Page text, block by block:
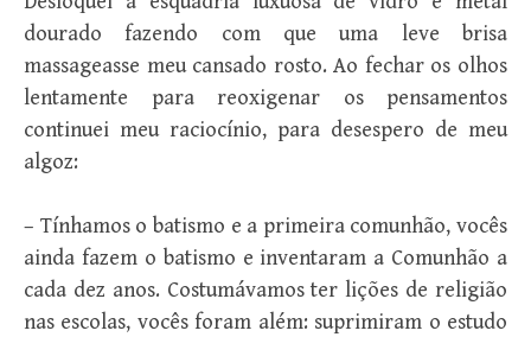
dourado fazendo com que uma leve brisa
massageasse meu cansado rosto. Ao fechar os olhos
lentamente para reoxigenar os pensamentos
continuei meu raciocínio, para desespero de meu
algoz:
– Tínhamos o batismo e a primeira comunhão, vocês
ainda fazem o batismo e inventaram a Comunhão a
cada dez anos. Costumávamos ter lições de religião
nas escolas, vocês foram além: suprimiram o estudo